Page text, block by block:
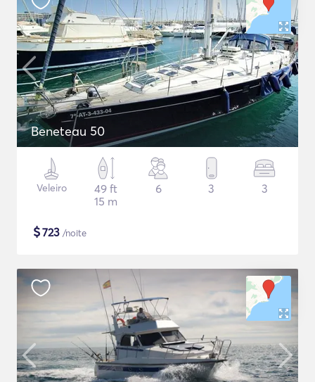
Beneteau 50
Veleiro
49 ft
15 m
6 3 3
$723 /noite